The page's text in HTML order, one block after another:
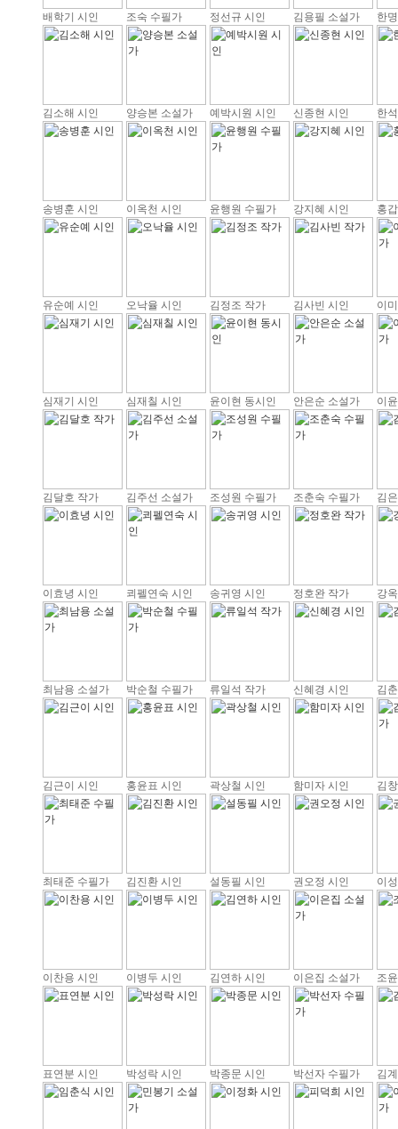
배학기 시인 조숙 수필가 정선규 시인 김용필 소설가 한
김소해 시인 양승본 소설가 예박시원 시인 신종현 시인 한
송병훈 시인 이옥천 시인 윤행원 수필가 강지혜 시인 홍
유순예 시인 오낙율 시인 김정조 작가 김사빈 시인 이
심재기 시인 심재칠 시인 윤이현 동시인 안은순 소설가 이
김달호 작가 김주선 소설가 조성원 수필가 조춘숙 수필가 김
이효녕 시인 쾨펠연숙 시인 송귀영 시인 정호완 작가 강
최남용 소설가 박순철 수필가 류일석 작가 신혜경 시인 김
김근이 시인 홍윤표 시인 곽상철 시인 함미자 시인 김
최태준 수필가 김진환 시인 설동필 시인 권오정 시인 이
이찬용 시인 이병두 시인 김연하 시인 이은집 소설가 조
표연분 시인 박성락 시인 박종문 시인 박선자 수필가 김